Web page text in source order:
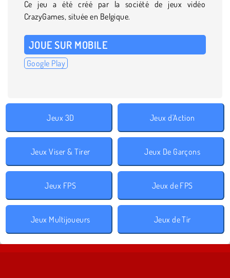
Ce jeu a été créé par la société de jeux vidéo
CrazyGames, située en Belgique.
JOUE SUR MOBILE
Google Play
Jeux 3D Jeux d'Action
Jeux Viser & Tirer Jeux De Garçons
Jeux FPS Jeux de FPS
Jeux Multijoueurs Jeux de Tir